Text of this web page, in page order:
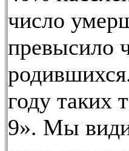
число
превысило
году таких
9». Мы